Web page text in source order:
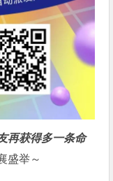
再获得多一条命
盛举～